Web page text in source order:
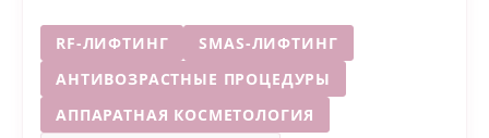
RF-ЛИФТИНГ
SMAS-ЛИФТИНГ
АНТИВОЗРАСТНЫЕ ПРОЦЕДУРЫ
АППАРАТНАЯ КОСМЕТОЛОГИЯ